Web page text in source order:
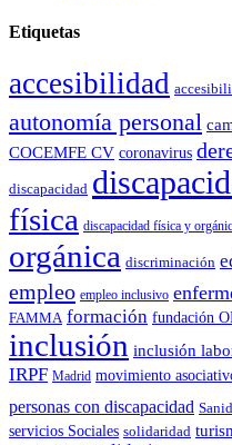
Etiquetas
accesibilidad
autonomía personal
COCEMFE CV coronavirus
discapacidad
física discapacidad física y
orgánica discriminación
empleo empleo inclusivo
FAMMA formación fundación
inclusión inclusión
IRPF Madrid movimiento
personas con discapacidad
servicios Sociales solidaridad